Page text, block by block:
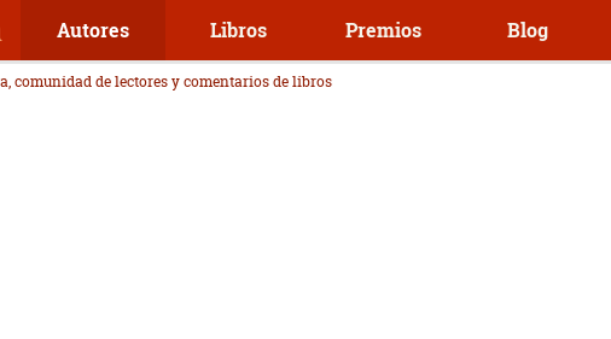
Autores Libros Premios Blog
comunidad de lectores y comentarios de libros